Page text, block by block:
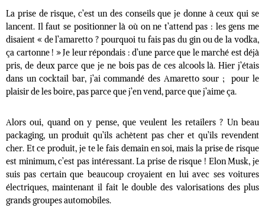
La prise de risque, c’est un des conseils que je donne à ceux qui se
lancent. Il faut se positionner là où on ne t’attend pas : les gens me
disaient « de l’amaretto ? pourquoi tu fais pas du gin ou de la vodka,
ça cartonne ! » Je leur répondais : d’une parce que le marché est déjà
pris, de deux parce que je ne bois pas de ces alcools là. Hier j’étais
dans un cocktail bar, j’ai commandé des Amaretto sour ; pour le
plaisir de les boire, pas parce que j’en vend, parce que j’aime ça.
Alors oui, quand on y pense, que veulent les retailers ? Un beau
packaging, un produit qu’ils achètent pas cher et qu’ils revendent
cher. Et ce produit, je te le fais demain en soi, mais la prise de risque
est minimum, c’est pas intéressant. La prise de risque ! Elon Musk, je
suis pas certain que beaucoup croyaient en lui avec ses voitures
électriques, maintenant il fait le double des valorisations des plus
grands groupes automobiles.